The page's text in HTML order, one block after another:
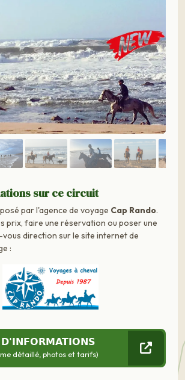
Suivant
sur ce circuit
par l'agence de voyage Cap Rando.
prix, faire une réservation ou poser une
direction sur le site internet de
:
détaillé, photos et tarifs)